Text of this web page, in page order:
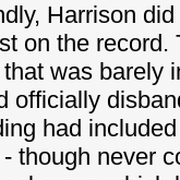
Harrison
on the record.
was barely
officially
had
though never